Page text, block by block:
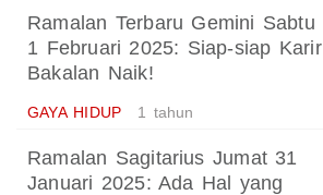
Ramalan Terbaru Gemini Sabtu
1 Februari 2025: Siap-siap Karir
Bakalan Naik!
GAYA HIDUP 1 tahun
Ramalan Sagitarius Jumat 31
Januari 2025: Ada Hal yang